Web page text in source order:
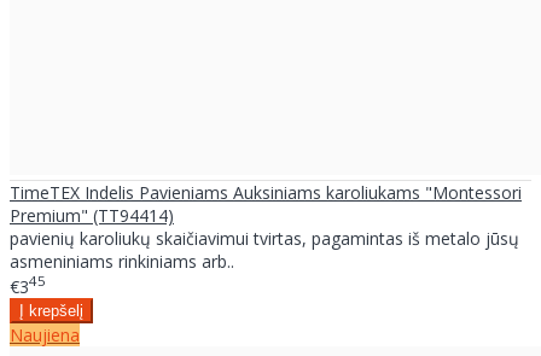
TimeTEX Indelis Pavieniams Auksiniams karoliukams "Montessori
Premium" (TT94414)
pavienių karoliukų skaičiavimui tvirtas, pagamintas iš metalo jūsų
asmeniniams rinkiniams arb..
€345
Naujiena